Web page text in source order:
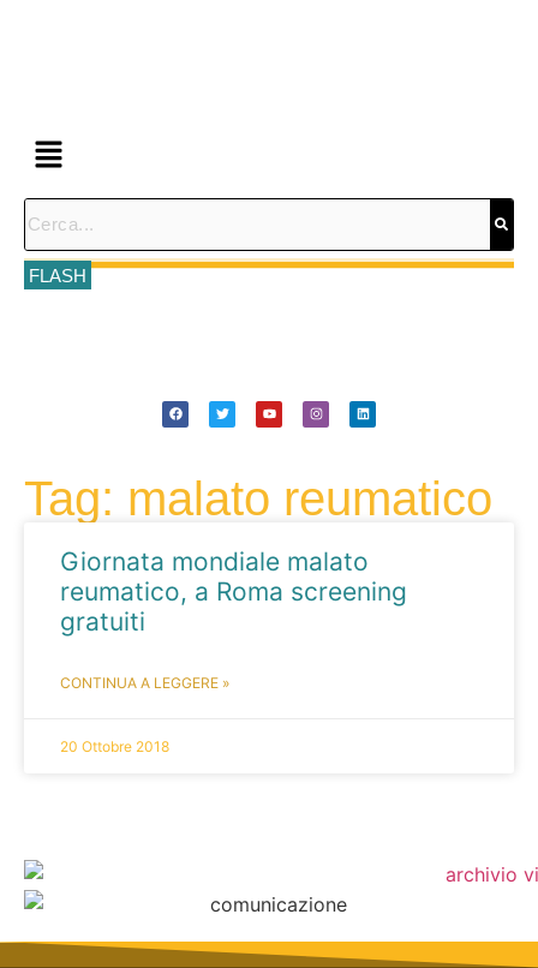
FLASH
Tag: malato reumatico
Giornata mondiale malato
reumatico, a Roma screening
gratuiti
CONTINUA A LEGGERE »
20 Ottobre 2018